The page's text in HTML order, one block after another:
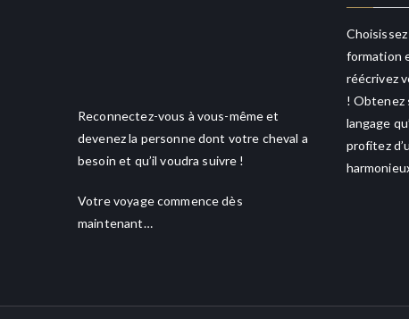
Reconnectez-vous à vous-même et
devenez la personne dont votre cheval a
besoin et qu’il voudra suivre !
Votre voyage commence dès
maintenant…
formation
réécrivez
! Obtenez
langage
profitez